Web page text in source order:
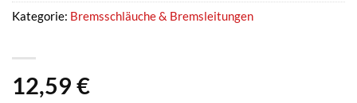
12,59 €
Kategorie: Bremsschläuche & Bremsleitungen